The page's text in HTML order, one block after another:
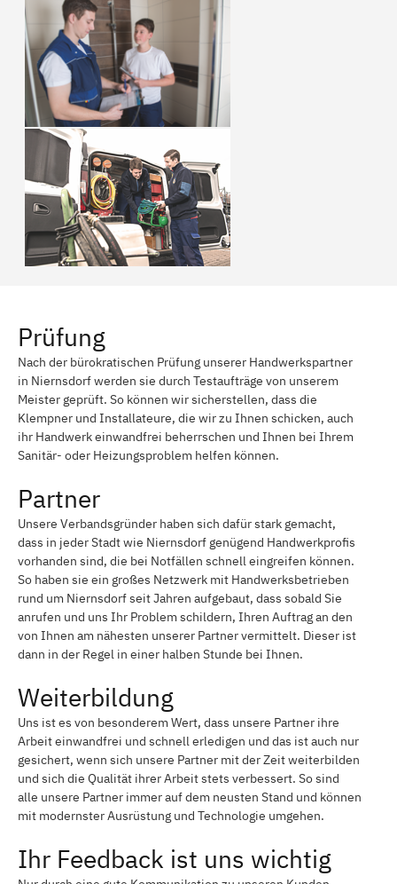
Prüfung
Nach der bürokratischen Prüfung unserer Handwerkspartner
in Niernsdorf werden sie durch Testaufträge von unserem
Meister geprüft. So können wir sicherstellen, dass die
Klempner und Installateure, die wir zu Ihnen schicken, auch
ihr Handwerk einwandfrei beherrschen und Ihnen bei Ihrem
Sanitär- oder Heizungsproblem helfen können.
Partner
Unsere Verbandsgründer haben sich dafür stark gemacht,
dass in jeder Stadt wie Niernsdorf genügend Handwerkprofis
vorhanden sind, die bei Notfällen schnell eingreifen können.
So haben sie ein großes Netzwerk mit Handwerksbetrieben
rund um Niernsdorf seit Jahren aufgebaut, dass sobald Sie
anrufen und uns Ihr Problem schildern, Ihren Auftrag an den
von Ihnen am nähesten unserer Partner vermittelt. Dieser ist
dann in der Regel in einer halben Stunde bei Ihnen.
Weiterbildung
Uns ist es von besonderem Wert, dass unsere Partner ihre
Arbeit einwandfrei und schnell erledigen und das ist auch nur
gesichert, wenn sich unsere Partner mit der Zeit weiterbilden
und sich die Qualität ihrer Arbeit stets verbessert. So sind
alle unsere Partner immer auf dem neusten Stand und können
mit modernster Ausrüstung und Technologie umgehen.
Ihr Feedback ist uns wichtig